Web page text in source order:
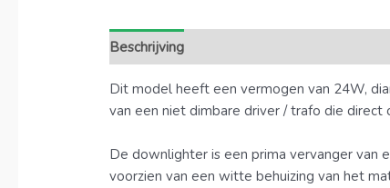
Beschrijving
Dit model heeft een vermogen van 24W,
van een niet dimbare driver / trafo die direct
De downlighter is een prima vervanger van
voorzien van een witte behuizing van het